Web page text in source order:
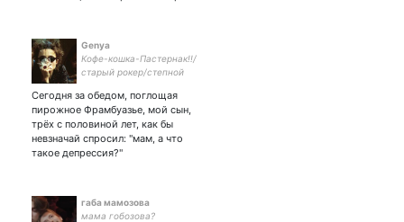
Genya
Кофе-кошка-Пастернак!!/
старый рокер/степной
Сегодня за обедом, поглощая
пирожное Фрамбуазье, мой сын,
трёх с половиной лет, как бы
невзначай спросил: "мам, а что
такое депрессия?"
габа мамозова
мама гобозова?